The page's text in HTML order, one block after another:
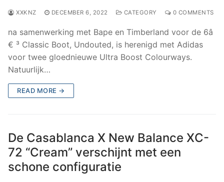
XXKNZ DECEMBER 6, 2022 CATEGORY 0 COMMENTS
na samenwerking met Bape en Timberland voor de 6â
€ ³ Classic Boot, Undouted, is herenigd met Adidas
voor twee gloednieuwe Ultra Boost Colourways.
Natuurlijk…
READ MORE →
De Casablanca X New Balance XC-
72 “Cream” verschijnt met een
schone configuratie